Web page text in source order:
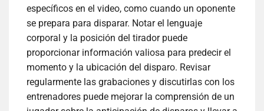
específicos en el video, como cuando un oponente
se prepara para disparar. Notar el lenguaje
corporal y la posición del tirador puede
proporcionar información valiosa para predecir el
momento y la ubicación del disparo. Revisar
regularmente las grabaciones y discutirlas con los
entrenadores puede mejorar la comprensión de un